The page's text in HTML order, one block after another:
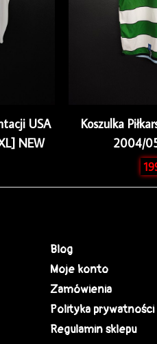
USA
NEW
Koszulka
2004/
Blog
Moje konto
Zamówienia
Polityka prywatności
Regulamin sklepu